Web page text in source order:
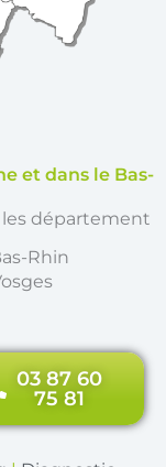
et dans le Bas-
département
Rhin
03 87 60
75 81